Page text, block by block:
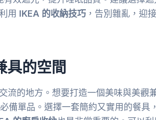
用 IKEA 的收納技巧 ，告別雜亂，迎接
具的空間
流的地方。想要打造一個美味與美觀
備單品。選擇一套簡約又實用的餐具，